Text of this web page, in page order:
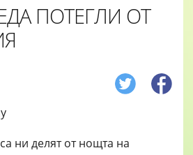
ПОТЕГЛИ ОТ
ни делят от нощта на